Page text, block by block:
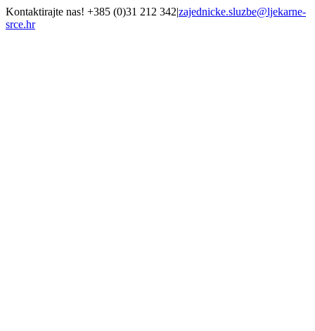
Skip
to
Kontaktirajte nas! +385 (0)31 212 342|zajednicke.sluzbe@ljekarne-
srce.hr